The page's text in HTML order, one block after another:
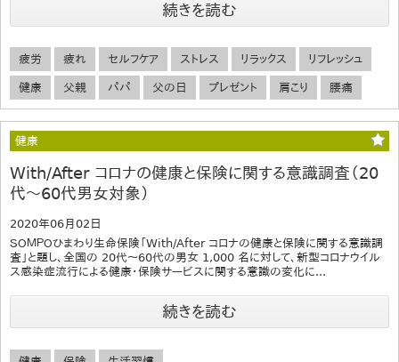
続きを読む
疲労 疲れ セルフケア ストレス リラックス リフレッシュ
健康 父親 パパ 父の日 プレゼント 肩こり 腰痛
健康
With/After コロナの健康と保険に関する意識調査（20
代～60代男女対象）
2020年06月02日
ＳＯＭＰＯひまわり生命保険「With/After コロナの健康と保険に関する意識調
査」と題し、全国の 20代～60代の男女 1,000 名に対して、新型コロナウイル
ス感染症流行による健康・保険サービスに関する意識の変化に...
続きを読む